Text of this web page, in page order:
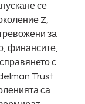
се
Z,
за
финансите,
с
Trust
са